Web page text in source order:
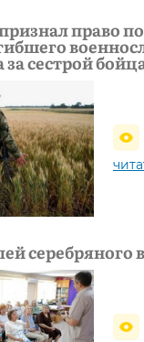
право
за сестрой
серебряного